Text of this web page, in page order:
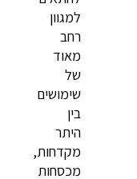
למגוון
רחב
מאוד
של
שימושים
בין
היתר
מקדחות,
מכסחות